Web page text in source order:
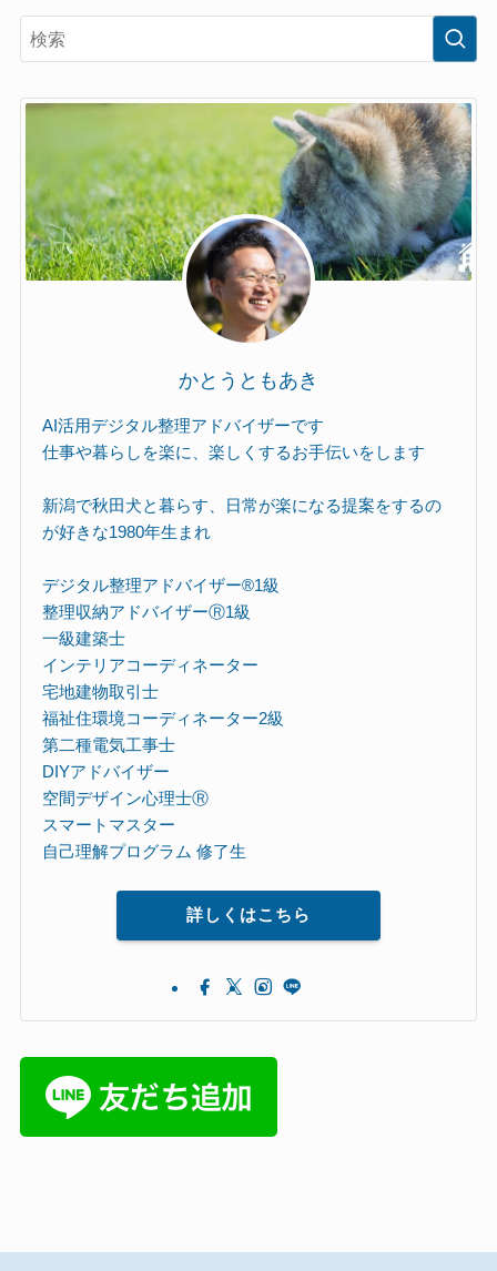
かとうともあき
AI活用デジタル整理アドバイザーです
仕事や暮らしを楽に、楽しくするお手伝いをします
新潟で秋田犬と暮らす、日常が楽になる提案をするの
が好きな1980年生まれ
デジタル整理アドバイザー®︎1級
整理収納アドバイザーⓇ1級
一級建築士
インテリアコーディネーター
宅地建物取引士
福祉住環境コーディネーター2級
第二種電気工事士
DIYアドバイザー
空間デザイン心理士Ⓡ
スマートマスター
自己理解プログラム 修了生
詳しくはこちら